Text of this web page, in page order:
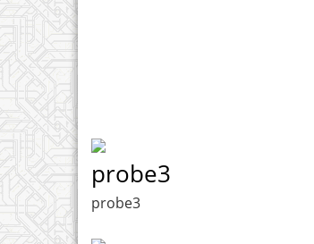
probe3
probe3